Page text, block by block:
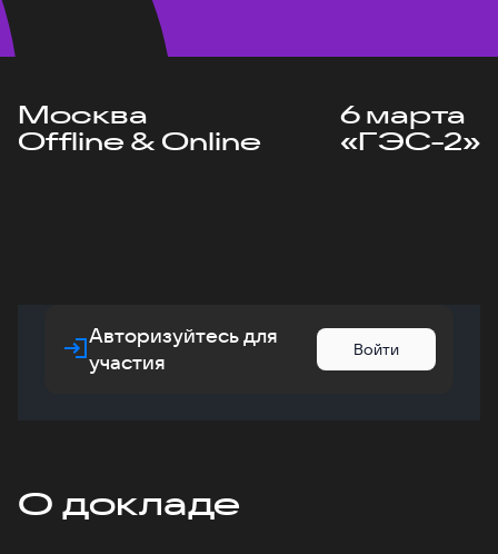
Москва
Offline & Online
6 марта
«ГЭС-2»
Авторизуйтесь для
участия
Войти
О докладе